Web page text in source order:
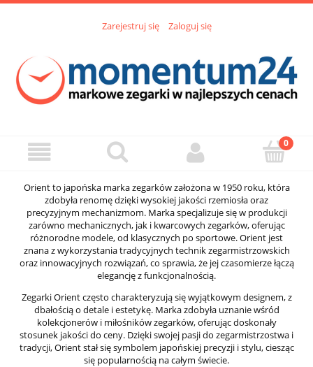
Zarejestruj się Zaloguj się
Orient to japońska marka zegarków założona w 1950 roku, która
zdobyła renomę dzięki wysokiej jakości rzemiosła oraz
precyzyjnym mechanizmom. Marka specjalizuje się w produkcji
zarówno mechanicznych, jak i kwarcowych zegarków, oferując
różnorodne modele, od klasycznych po sportowe. Orient jest
znana z wykorzystania tradycyjnych technik zegarmistrzowskich
oraz innowacyjnych rozwiązań, co sprawia, że jej czasomierze łączą
elegancję z funkcjonalnością.
Zegarki Orient często charakteryzują się wyjątkowym designem, z
dbałością o detale i estetykę. Marka zdobyła uznanie wśród
kolekcjonerów i miłośników zegarków, oferując doskonały
stosunek jakości do ceny. Dzięki swojej pasji do zegarmistrzostwa i
tradycji, Orient stał się symbolem japońskiej precyzji i stylu, ciesząc
się popularnością na całym świecie.